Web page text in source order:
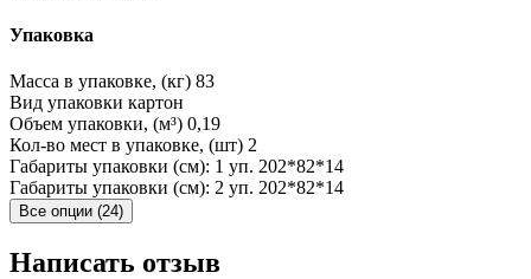
Упаковка
Масса в упаковке, (кг) 83
Вид упаковки картон
Объем упаковки, (м³) 0,19
Кол-во мест в упаковке, (шт) 2
Габариты упаковки (см): 1 уп. 202*82*14
Габариты упаковки (см): 2 уп. 202*82*14
Все опции (24)
Написать отзыв